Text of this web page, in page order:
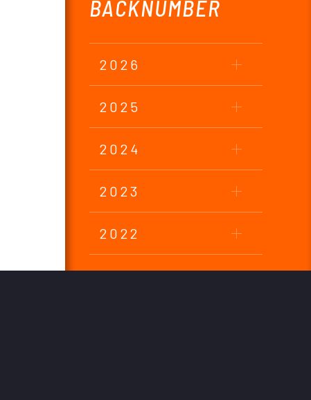
BACKNUMBER
2026
2025
2024
2023
2022
2021